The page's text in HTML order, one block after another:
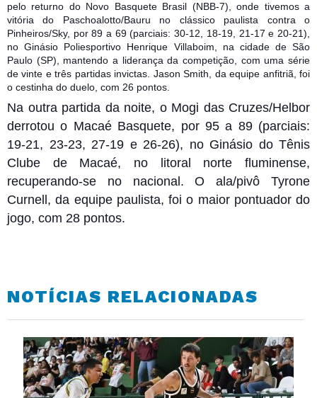
pelo returno do Novo Basquete Brasil (NBB-7), onde tivemos a
vitória do Paschoalotto/Bauru no clássico paulista contra o
Pinheiros/Sky, por 89 a 69 (parciais: 30-12, 18-19, 21-17 e 20-21),
no Ginásio Poliesportivo Henrique Villaboim, na cidade de São
Paulo (SP), mantendo a liderança da competição, com uma série
de vinte e três partidas invictas. Jason Smith, da equipe anfitriã, foi
o cestinha do duelo, com 26 pontos.
Na outra partida da noite, o Mogi das Cruzes/Helbor
derrotou o Macaé Basquete, por 95 a 89 (parciais:
19-21, 23-23, 27-19 e 26-26), no Ginásio do Tênis
Clube de Macaé, no litoral norte fluminense,
recuperando-se no nacional. O ala/pivô Tyrone
Curnell, da equipe paulista, foi o maior pontuador do
jogo, com 28 pontos.
NOTÍCIAS RELACIONADAS